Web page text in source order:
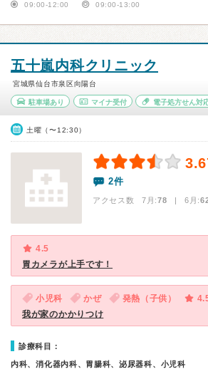
09:00-12:00 09:00-13:00
五十嵐内科クリニック
宮城県仙台市泉区向陽台
駐車場あり マイナ受付 電子処方せん対
土曜（〜12:30）
2件
アクセス数 7月:78 | 6月:
4.5
胃カメラが上手です！
小児科 かぜ 発熱（子供）
我が家のかかりつけ
診療科目：
内科、消化器内科、胃腸科、泌尿器科、小児科